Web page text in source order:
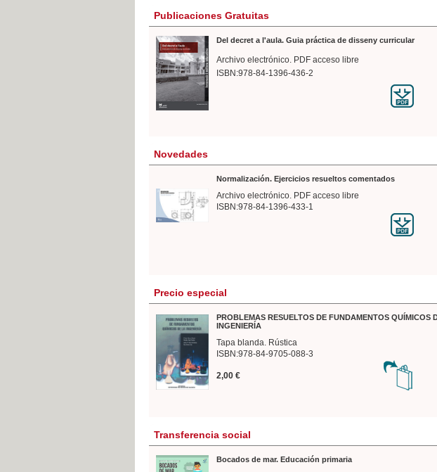
Publicaciones Gratuitas
Del decret a l'aula. Guia práctica de disseny curricular
Archivo electrónico. PDF acceso libre
ISBN:978-84-1396-436-2
Novedades
Normalización. Ejercicios resueltos comentados
Archivo electrónico. PDF acceso libre
ISBN:978-84-1396-433-1
Precio especial
PROBLEMAS RESUELTOS DE FUNDAMENTOS QUÍMICOS
INGENIERÍA
Tapa blanda. Rústica
ISBN:978-84-9705-088-3
2,00 €
Transferencia social
Bocados de mar. Educación primaria